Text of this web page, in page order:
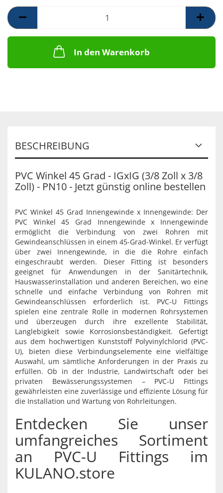
In den Warenkorb
BESCHREIBUNG
PVC Winkel 45 Grad - IGxIG (3/8 Zoll x 3/8
Zoll) - PN10 - Jetzt günstig online bestellen
PVC Winkel 45 Grad Innengewinde x Innengewinde: Der
PVC Winkel 45 Grad Innengewinde x Innengewinde
ermöglicht die Verbindung von zwei Rohren mit
Gewindeanschlüssen in einem 45-Grad-Winkel. Er verfügt
über zwei Innengewinde, in die die Rohre einfach
eingeschraubt werden. Dieser Fitting ist besonders
geeignet für Anwendungen in der Sanitärtechnik,
Hauswasserinstallation und anderen Bereichen, wo eine
schnelle und einfache Verbindung von Rohren mit
Gewindeanschlüssen erforderlich ist. PVC-U Fittings
spielen eine zentrale Rolle in modernen Rohrsystemen
und überzeugen durch ihre exzellente Stabilität,
Langlebigkeit sowie Korrosionsbeständigkeit. Gefertigt
aus dem hochwertigen Kunststoff Polyvinylchlorid (PVC-
U), bieten diese Verbindungselemente eine vielfältige
Auswahl, um sämtliche Anforderungen in der Praxis zu
erfüllen. Ob in der Industrie, Landwirtschaft oder bei
privaten Bewässerungssystemen – PVC-U Fittings
gewährleisten eine zuverlässige und effiziente Lösung für
die Installation und Wartung von Rohrleitungen.
Entdecken Sie unser
umfangreiches Sortiment
an PVC-U Fittings im
KULANO.store